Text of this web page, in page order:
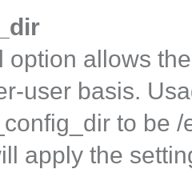
option allows
user basis.
to be
apply the